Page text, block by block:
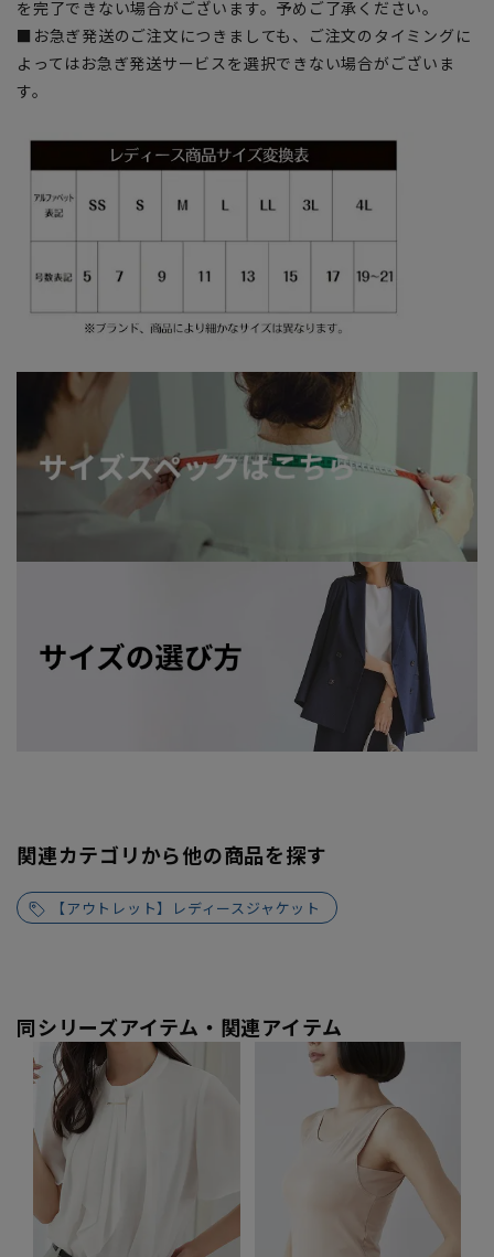
を完了できない場合がございます。予めご了承ください。
■お急ぎ発送のご注文につきましても、ご注文のタイミングに
よってはお急ぎ発送サービスを選択できない場合がございま
す。
関連カテゴリから他の商品を探す
【アウトレット】レディースジャケット
同シリーズアイテム・関連アイテム